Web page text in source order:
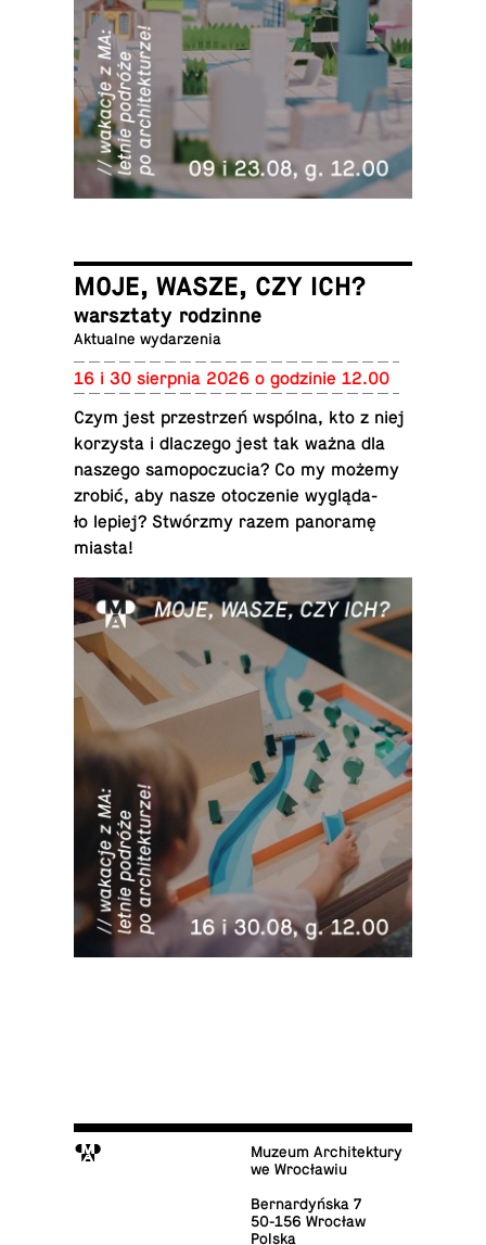
MOJE, WASZE, CZY ICH?
warsz­ta­ty rodzinne
Ak­tu­al­ne wydarzenia
16 i 30 sierp­nia 2026 o go­dzi­nie 12.00
Czym jest prze­strzeń wspólna, kto z niej
ko­rzy­sta i dla­cze­go jest tak ważna dla
naszego sa­mo­po­czu­cia? Co my możemy
zrobić, aby nasze oto­cze­nie wy­glą­da­
ło lepiej? Stwórz­my razem pa­no­ra­mę
miasta!
M
Muzeum Architektury
we Wrocławiu
Ber­nar­dyń­ska 7
50-156 Wrocław
Polska